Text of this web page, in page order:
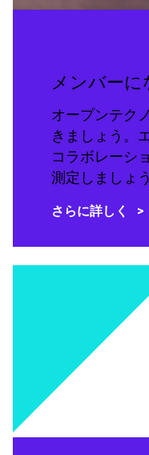
メンバーに
オープンテク
きましょう。
コラボレーシ
測定しましょう
さらに詳しく